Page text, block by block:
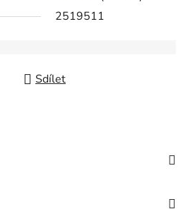
2519511
Sdílet